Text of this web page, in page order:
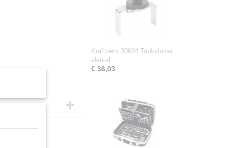
Kraftwerk 30604 Tankvlotter
sleutel
€ 36,03